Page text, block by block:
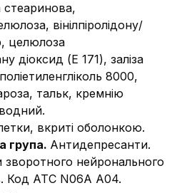
стеаринова,
вінілпіролідону/
целюлоза
діоксид (E 171), заліза
8000,
тальк, кремнію
вкриті оболонкою.
група. Антидепресанти.
зворотного нейронального
Код АТС N06A A04.